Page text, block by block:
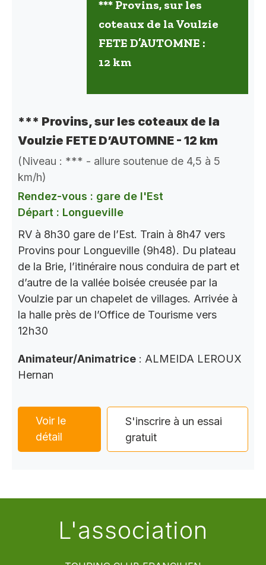
*** Provins, sur les
coteaux de la Voulzie
FETE D’AUTOMNE :
12 km
*** Provins, sur les coteaux de la
Voulzie FETE D’AUTOMNE - 12 km
(Niveau : *** - allure soutenue de 4,5 à 5
km/h)
Rendez-vous : gare de l'Est
Départ : Longueville
RV à 8h30 gare de l’Est. Train à 8h47 vers
Provins pour Longueville (9h48). Du plateau
de la Brie, l’itinéraire nous conduira de part et
d’autre de la vallée boisée creusée par la
Voulzie par un chapelet de villages. Arrivée à
la halle près de l’Office de Tourisme vers
12h30
Animateur/Animatrice : ALMEIDA LEROUX
Hernan
Voir le
détail
S'inscrire à un essai
gratuit
L'association